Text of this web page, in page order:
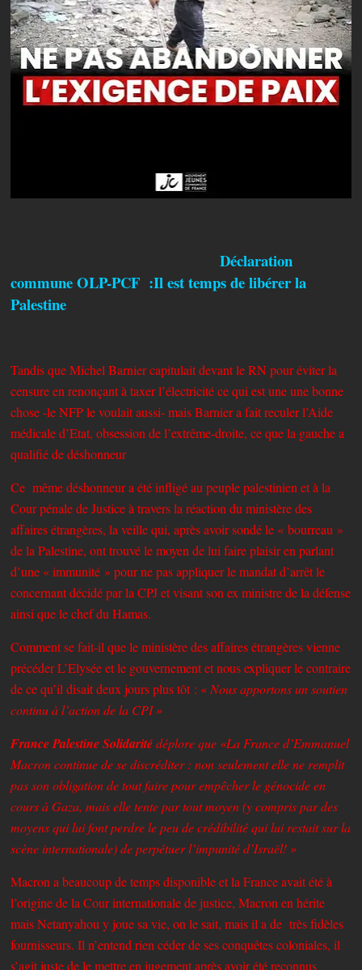
Déclaration
commune OLP-PCF :Il est temps de libérer la
Palestine
Tandis que Michel Barnier capitulait devant le RN pour éviter la
censure en renonçant à taxer l’électricité ce qui est une une bonne
chose -le NFP le voulait aussi- mais Barnier a fait reculer l’Aide
médicale d’Etat, obsession de l’extrême-droite, ce que la gauche a
qualifié de déshonneur
Ce même déshonneur a été infligé au peuple palestinien et à la
Cour pénale de Justice à travers la réaction du ministère des
affaires étrangères, la veille qui, après avoir sondé le « bourreau »
de la Palestine, ont trouvé le moyen de lui faire plaisir en parlant
d’une « immunité » pour ne pas appliquer le mandat d’arrêt le
concernant décidé par la CPJ et visant son ex ministre de la défense
ainsi que le chef du Hamas.
Comment se fait-il que le ministère des affaires étrangères vienne
précéder L’Elysée et le gouvernement et nous expliquer le contraire
de ce qu’il disait deux jours plus tôt : « Nous apportons un soutien
continu à l’action de la CPI »
France Palestine Solidaritédéplore que «La France d’Emmanuel
Macron continue de se discréditer : non seulement elle ne remplit
pas son obligation de tout faire pour empêcher le génocide en
cours à Gaza, mais elle tente par tout moyen (y compris par des
moyens qui lui font perdre le peu de crédibilité qui lui restait sur la
scène internationale) de perpétuer l’impunité d’Israël! »
Macron a beaucoup de temps disponible et la France avait été à
l’origine de la Cour internationale de justice, Macron en hérite
mais Netanyahou y joue sa vie, on le sait, mais il a de très fidèles
fournisseurs. Il n’entend rien céder de ses conquêtes coloniales, il
s’agit juste de le mettre en jugement après avoir été reconnus